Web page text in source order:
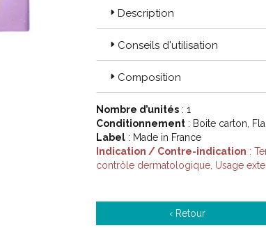
Description
Conseils d'utilisation
Composition
Nombre d’unités : 1
Conditionnement : Boite carton,
Label : Made in France
Indication / Contre-indication :
contrôle dermatologique, Usage
‹ Retour